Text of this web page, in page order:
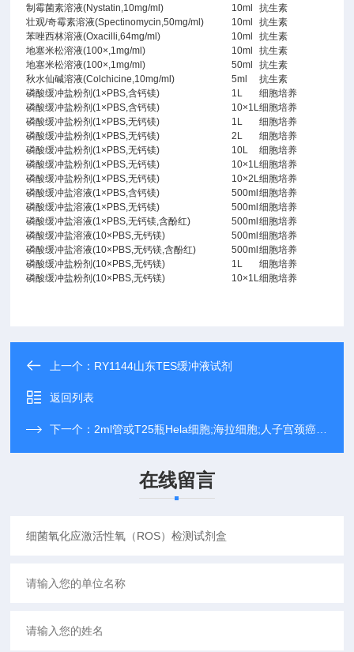
制霉菌素溶液(Nystatin,10mg/ml)
10ml
抗生素
壮观/奇霉素溶液(Spectinomycin,50mg/ml)
10ml
抗生素
苯唑西林溶液(Oxacilli,64mg/ml)
10ml
抗生素
地塞米松溶液(100×,1mg/ml)
10ml
抗生素
地塞米松溶液(100×,1mg/ml)
50ml
抗生素
秋水仙碱溶液(Colchicine,10mg/ml)
5ml
抗生素
磷酸缓冲盐粉剂(1×PBS,含钙镁)
1L
细胞培养
磷酸缓冲盐粉剂(1×PBS,含钙镁)
10×1L细胞培养
磷酸缓冲盐粉剂(1×PBS,无钙镁)
1L
细胞培养
磷酸缓冲盐粉剂(1×PBS,无钙镁)
2L
细胞培养
磷酸缓冲盐粉剂(1×PBS,无钙镁)
10L
细胞培养
磷酸缓冲盐粉剂(1×PBS,无钙镁)
10×1L细胞培养
磷酸缓冲盐粉剂(1×PBS,无钙镁)
10×2L细胞培养
磷酸缓冲盐溶液(1×PBS,含钙镁)
500ml 细胞培养
磷酸缓冲盐溶液(1×PBS,无钙镁)
500ml 细胞培养
磷酸缓冲盐溶液(1×PBS,无钙镁,含酚红)
500ml 细胞培养
磷酸缓冲盐溶液(10×PBS,无钙镁)
500ml 细胞培养
磷酸缓冲盐溶液(10×PBS,无钙镁,含酚红)
500ml 细胞培养
磷酸缓冲盐粉剂(10×PBS,无钙镁)
1L
细胞培养
磷酸缓冲盐粉剂(10×PBS,无钙镁)
10×1L细胞培养
上一个： RY1144山东TES缓冲液试剂
返回列表
下一个： 2ml管或T25瓶Hela细胞;海拉细胞;人子宫颈癌细胞
在线留言